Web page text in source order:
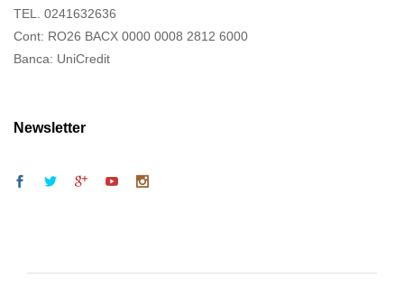
TEL. 0241632636
Cont: RO26 BACX 0000 0008 2812 6000
Banca: UniCredit
Newsletter